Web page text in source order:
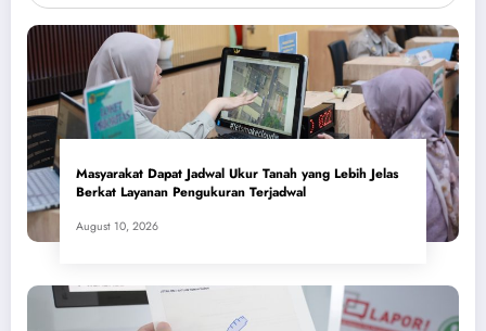
Masyarakat Dapat Jadwal Ukur Tanah yang Lebih Jelas
Berkat Layanan Pengukuran Terjadwal
August 10, 2026